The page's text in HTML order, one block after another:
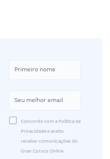
Concordo com a Política de
Privacidade e aceito
receber comunicações do
Gran Cursos Online.